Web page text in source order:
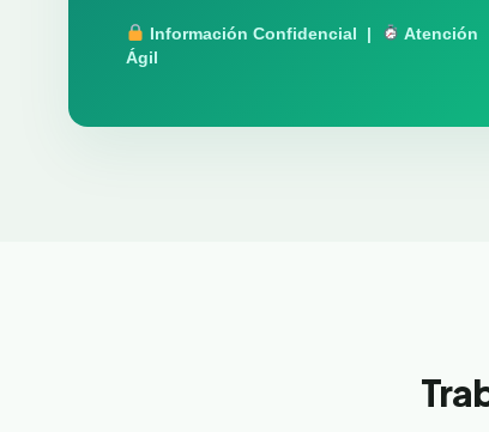
Información Confidencial |
Atención
Ágil